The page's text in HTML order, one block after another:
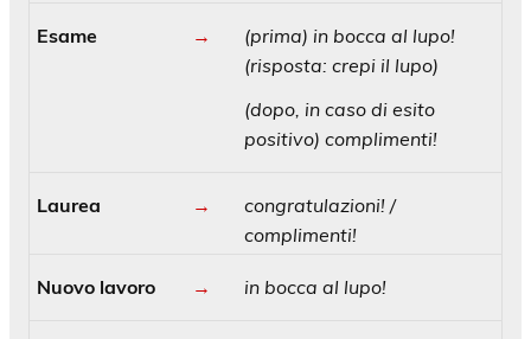
Esame →
(prima) in bocca al lupo!
(risposta: crepi il lupo)
(dopo, in caso di esito
positivo) complimenti!
Laurea →
congratulazioni! /
complimenti!
Nuovo lavoro → in bocca al lupo!